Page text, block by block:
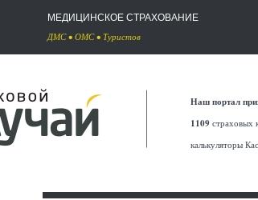
МЕДИЦИНСКОЕ СТРАХОВАНИЕ
ДМС• ОМС• Туристов
Наш портал
1109 страховых
калькуляторы